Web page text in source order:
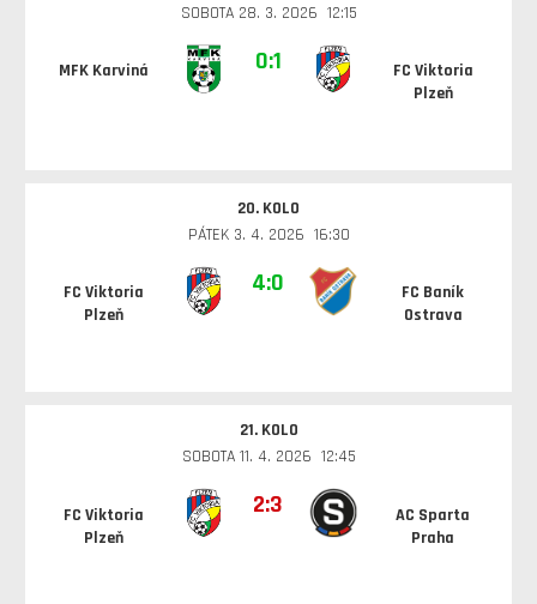
SOBOTA 28. 3. 2026 12:15
MFK Karviná 0:1
FC Viktoria
Plzeň
20. KOLO
PÁTEK 3. 4. 2026 16:30
FC Viktoria
Plzeň
4:0
FC Baník
Ostrava
21. KOLO
SOBOTA 11. 4. 2026 12:45
FC Viktoria
Plzeň
2:3
AC Sparta
Praha